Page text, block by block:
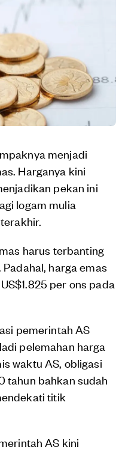
menjadi
Harganya kini
pekan ini
logam mulia
harus terbanting
Padahal, harga emas
per ons pada
pemerintah AS
pelemahan harga
waktu AS, obligasi
tahun bahkan sudah
titik
AS kini